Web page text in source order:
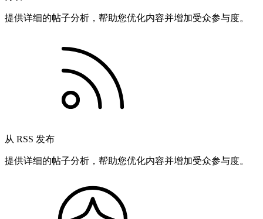
提供详细的帖子分析，帮助您优化内容并增加受众参与度。
从 RSS 发布
提供详细的帖子分析，帮助您优化内容并增加受众参与度。